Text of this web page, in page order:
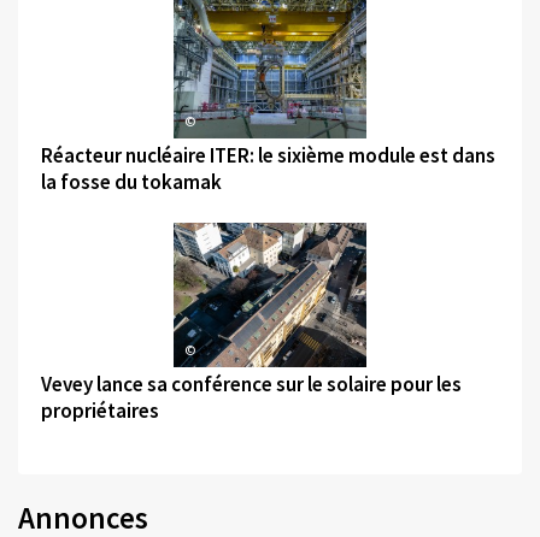
©
Réacteur nucléaire ITER: le sixième module est dans
la fosse du tokamak
©
Vevey lance sa conférence sur le solaire pour les
propriétaires
Annonces